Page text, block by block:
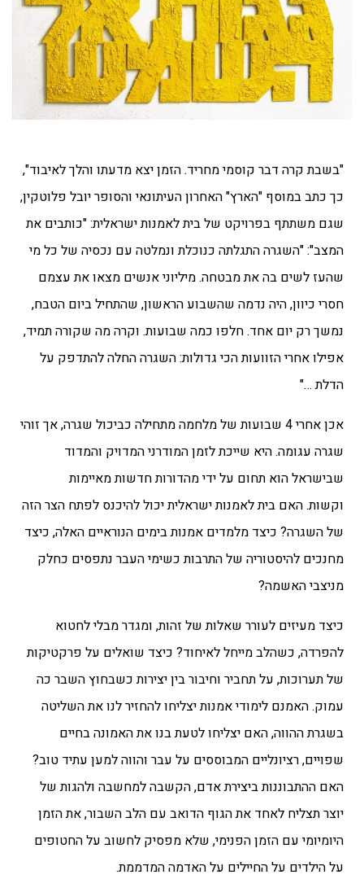
"בשבת קרה דבר קוסמי מחריד. הזמן יצא מדעתו והלך לאיבוד",
כך כתב במוסף "הארץ" האחרון העיתונאי והסופר יובל פלוטקין,
שגם משתתף בפרויקט של בית לאמנות ישראלית: "כותבים את
המצב": "השגרה התגלתה כנוכלת ונמלטה עם נכסיה של כל מי
שהעז לשים בה את מבטחה. מיליוני אנשים מצאו את עצמם
חסרי כיוון, היה נדמה שהשבוע הראשון, שהתחיל ביום הטבח,
נמשך רק יום אחד. חלפו כמה שבועות. וקרה מה שקורה תמיד,
אפילו אחרי הזוועות הכי גדולות: השגרה החלה להתדפק על
הדלת …"
אכן אחרי 4 שבועות של מלחמה מתחילה כביכול שגרה, אך זוהי
שגרה עגומה. היא שייכת לזמן המודרני המדויק והמדוד
שבישראל הוא תחום על ידי מהדורות חדשות מאיימות
וקשות.האם בית לאמנות ישראלית יכול להיכנס לפתח הצר הזה
של השגרה? כיצד מלמדים אמנות בימים הנוראיים האלה, כיצד
מחנכים להיסטוריה של התרבות כשימי העבר נתפסים כחלק
מניצבי האשמה?
כיצד מעיזים לעורר שאלות של זהות, ומגדר מבלי לחטוא
להפרדה, כשהלב מייחל לאיחוד? כיצד שואלים על פרקטיקות
של תערוכות, על תחביר וחיבור בין יצירות כשבחוץ השבר כה
עמוק.האמנם לימודי אמנות יצליחו להחזיר לנו את השליטה
בשגרת ההווה, האם יצליחו לטעת בנו את האמונה בחיים
שפויים, רציונליים המבוססים על עבר והווה למען עתיד טוב?
האם ההתבוננות ביצירת אדם, הקשבה למחשבה ולהגות של
יוצר תצליח לאחד את הגוף הדואב עם הלב השבור, את הזמן
היומיומי עם הזמן הפנימי, שלא מפסיק לחשוב על החטופים
על הילדים על החיילים על האדמה המדממת.